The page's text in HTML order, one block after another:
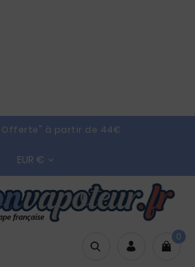
Offerte" à partir de 44€
EUR € 
0